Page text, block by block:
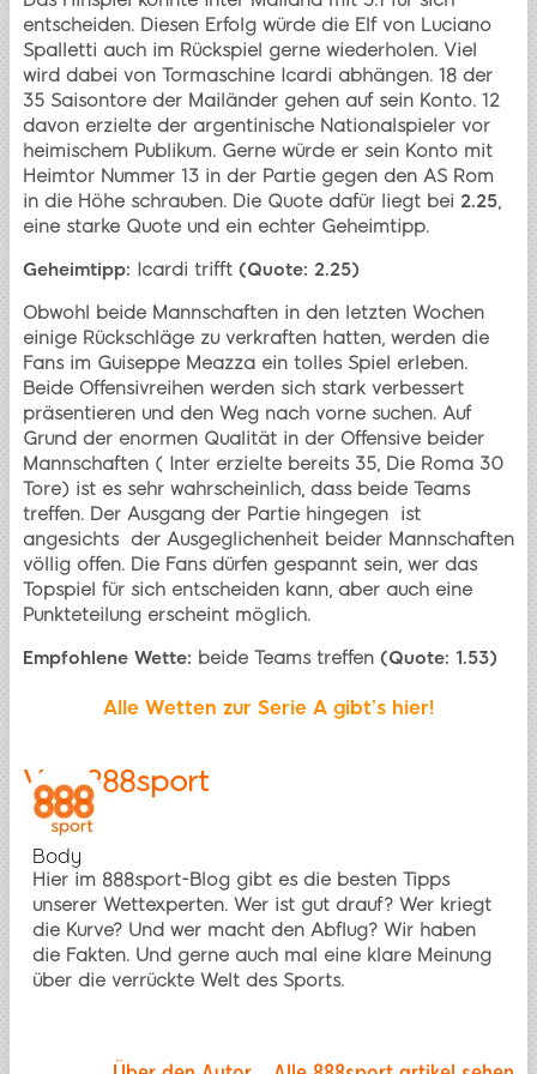
entscheiden. Diesen Erfolg würde die Elf von Luciano
Spalletti auch im Rückspiel gerne wiederholen. Viel
wird dabei von Tormaschine Icardi abhängen. 18 der
35 Saisontore der Mailänder gehen auf sein Konto. 12
davon erzielte der argentinische Nationalspieler vor
heimischem Publikum. Gerne würde er sein Konto mit
Heimtor Nummer 13 in der Partie gegen den AS Rom
in die Höhe schrauben. Die Quote dafür liegt bei 2.25,
eine starke Quote und ein echter Geheimtipp.
Geheimtipp: Icardi trifft (Quote: 2.25)
Obwohl beide Mannschaften in den letzten Wochen
einige Rückschläge zu verkraften hatten, werden die
Fans im Guiseppe Meazza ein tolles Spiel erleben.
Beide Offensivreihen werden sich stark verbessert
präsentieren und den Weg nach vorne suchen. Auf
Grund der enormen Qualität in der Offensive beider
Mannschaften ( Inter erzielte bereits 35, Die Roma 30
Tore) ist es sehr wahrscheinlich, dass beide Teams
treffen. Der Ausgang der Partie hingegen ist
angesichts der Ausgeglichenheit beider Mannschaften
völlig offen. Die Fans dürfen gespannt sein, wer das
Topspiel für sich entscheiden kann, aber auch eine
Punkteteilung erscheint möglich.
Empfohlene Wette: beide Teams treffen (Quote: 1.53)
Alle Wetten zur Serie A gibt’s hier!
Von888sport
Body
Hier im 888sport-Blog gibt es die besten Tipps
unserer Wettexperten. Wer ist gut drauf? Wer kriegt
die Kurve? Und wer macht den Abflug? Wir haben
die Fakten. Und gerne auch mal eine klare Meinung
über die verrückte Welt des Sports.